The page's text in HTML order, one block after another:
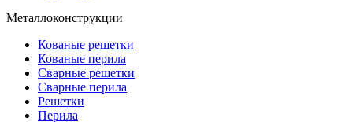
Металлоконструкции
Кованые решетки
Кованые перила
Сварные решетки
Сварные перила
Решетки
Перила